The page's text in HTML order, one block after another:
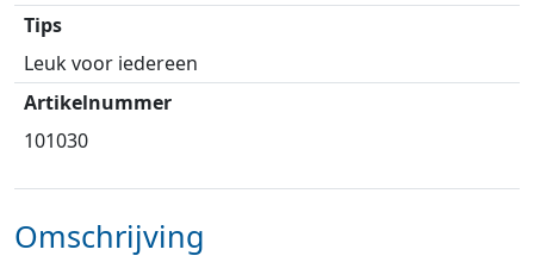
Tips
Leuk voor iedereen
Artikelnummer
101030
Omschrijving